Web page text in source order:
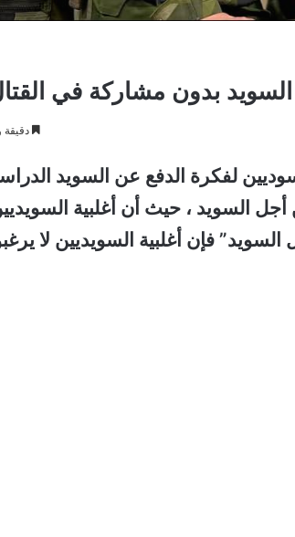
بدون مشاركة في
دقيقة
لفكرة الدفع عن السويد
السويد ، حيث أن أغلبية
فإن أغلبية السويديين لا